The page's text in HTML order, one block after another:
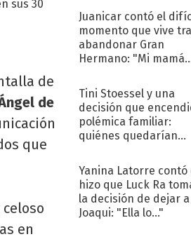
sus 30
de
de
que
en
Juanicar contó el
momento que vive
abandonar Gran
Hermano: "Mi mamá
Tini Stoessel y una
decisión que
polémica familiar:
quiénes quedarían
Yanina Latorre contó
hizo que Luck Ra
la decisión de dejar a
Joaqui: "Ella lo..."